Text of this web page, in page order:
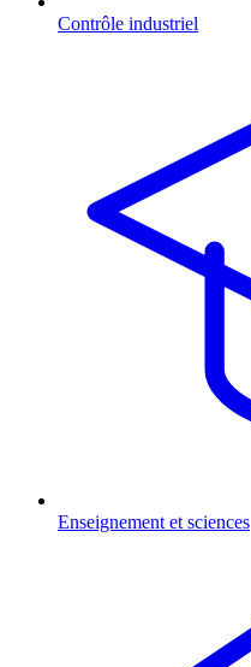
Contrôle industriel
Enseignement et sciences